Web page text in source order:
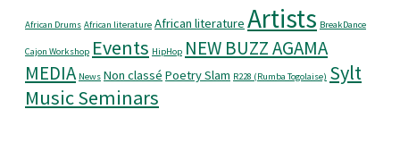
African Drums African literature African literature Artists BreakDance
Cajon Workshop Events HipHop NEW BUZZ AGAMA
MEDIA News Non classé Poetry Slam R228 (Rumba Togolaise) Sylt
Music Seminars